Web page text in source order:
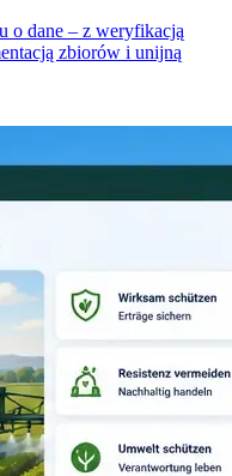
o dane – z weryfikacją
zbiorów i unijną